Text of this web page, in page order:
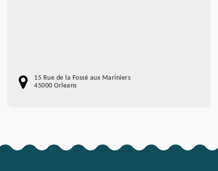
15 Rue de la Fossé aux Mariniers
45000 Orleans